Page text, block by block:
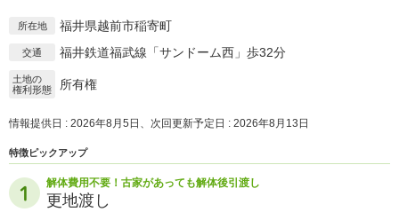
所在地 福井県越前市稲寄町
交通 福井鉄道福武線「サンドーム西」歩32分
土地の
権利形態
所有権
情報提供日 : 2026年8月5日、次回更新予定日 : 2026年8月13日
特徴ピックアップ
解体費用不要！古家があっても解体後引渡し
更地渡し